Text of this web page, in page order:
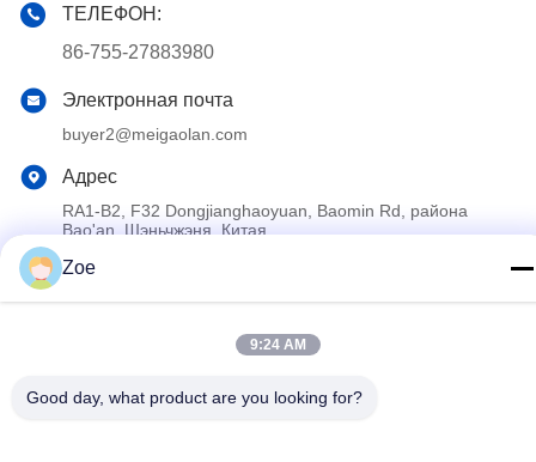
ТЕЛЕФОН:
86-755-27883980
Электронная почта
buyer2@meigaolan.com
Адрес
RA1-B2, F32 Dongjianghaoyuan, Baomin Rd, района
Bao'an, Шэньчжэня, Китая
Политика конфиденциальности|Карта сайта
Китай Хорошее качество Спектральный анализатор RF
Instrument Co. Ltd Все права защищены.
Zoe
9:24 AM
Good day, what product are you looking for?